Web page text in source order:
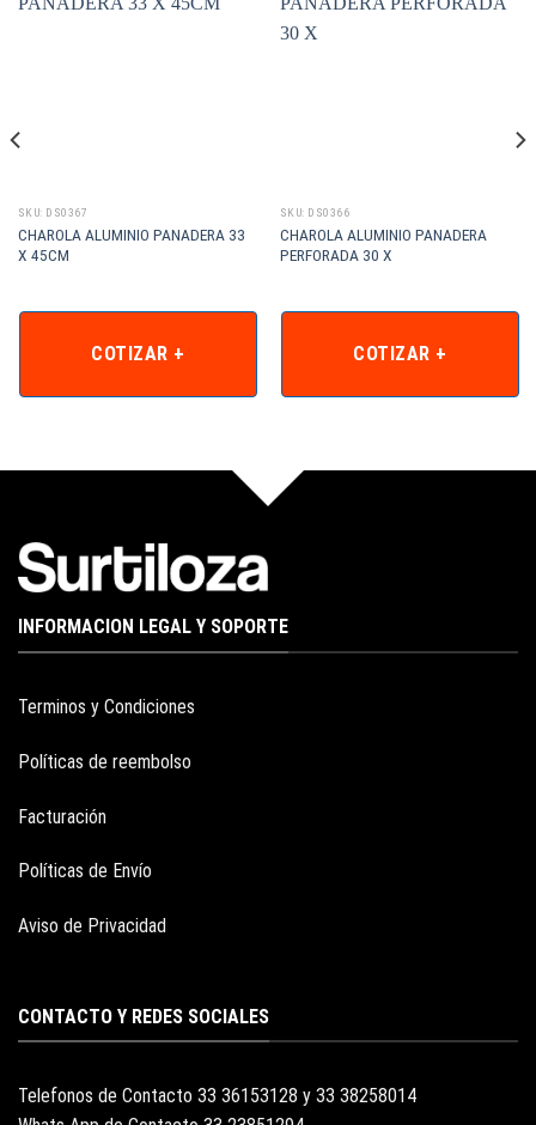
SKU: DS0367
CHAROLA ALUMINIO PANADERA 33
X 45CM
COTIZAR +
SKU: DS0366
CHAROLA ALUMINIO PANADERA
PERFORADA 30 X
COTIZAR +
INFORMACION LEGAL Y SOPORTE
Terminos y Condiciones
Políticas de reembolso
Facturación
Políticas de Envío
Aviso de Privacidad
CONTACTO Y REDES SOCIALES
Telefonos de Contacto 33 36153128 y 33 38258014